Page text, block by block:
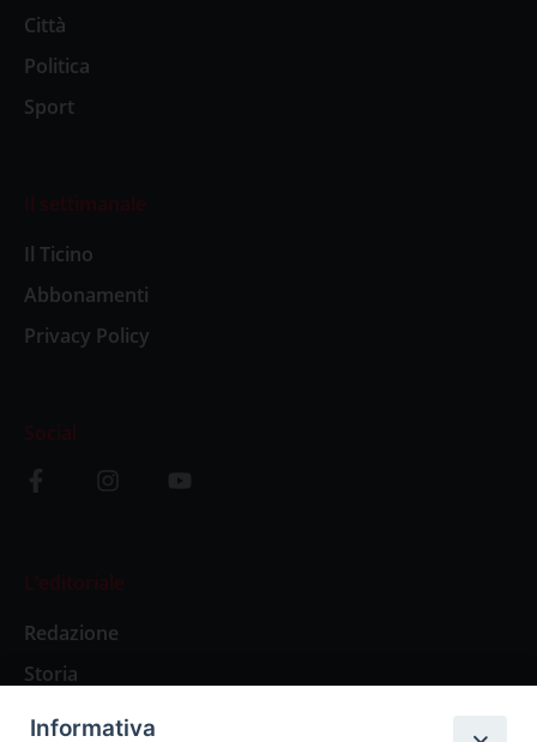
Città
Politica
Sport
Il settimanale
Il Ticino
Abbonamenti
Privacy Policy
Social
L’editoriale
Redazione
Storia
Informativa